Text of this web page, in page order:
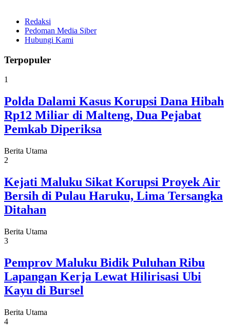
Redaksi
Pedoman Media Siber
Hubungi Kami
Terpopuler
1
Polda Dalami Kasus Korupsi Dana Hibah
Rp12 Miliar di Malteng, Dua Pejabat
Pemkab Diperiksa
Berita Utama
2
Kejati Maluku Sikat Korupsi Proyek Air
Bersih di Pulau Haruku, Lima Tersangka
Ditahan
Berita Utama
3
Pemprov Maluku Bidik Puluhan Ribu
Lapangan Kerja Lewat Hilirisasi Ubi
Kayu di Bursel
Berita Utama
4